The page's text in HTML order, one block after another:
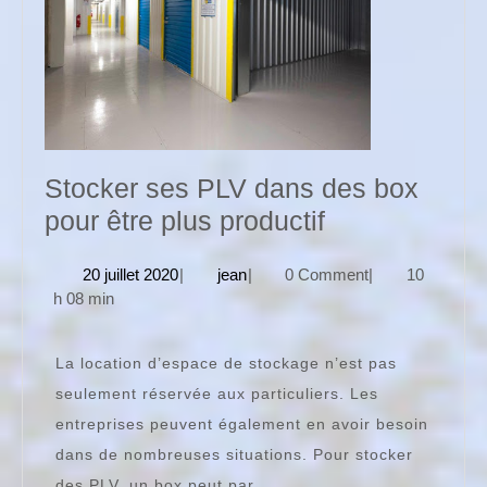
Stocker ses PLV dans des box
pour être plus productifStocker
ses
PLV
des
box
pour
être
20 juillet 202020
jeanjean 0 Comment
10
h 08 min
La location d’espace de stockage n’est pas
seulement réservée aux particuliers. Les
entreprises peuvent également en avoir besoin
dans de nombreuses situations. Pour stocker